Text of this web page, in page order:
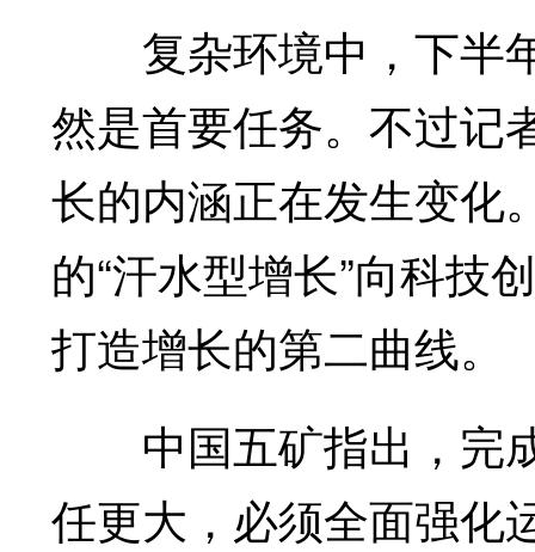
复杂环境中，下半
然是首要任务。不过记
长的内涵正在发生变化
的“汗水型增长”向科技
打造增长的第二曲线。
中国五矿指出，完
任更大，必须全面强化